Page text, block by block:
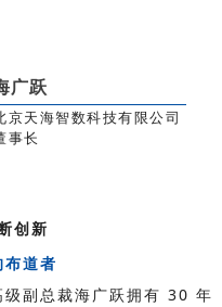
广跃
京天海智数科技有限公司
事长
创新
道者
副总裁海广跃拥有 30 年